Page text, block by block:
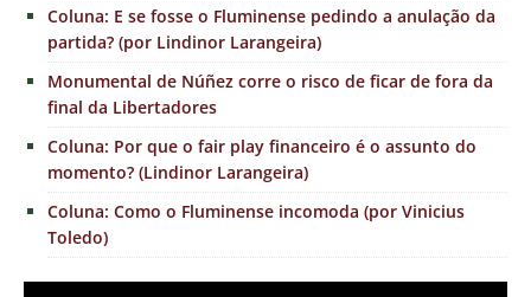
Coluna: E se fosse o Fluminense pedindo a anulação da
partida? (por Lindinor Larangeira)
Monumental de Núñez corre o risco de ficar de fora da
final da Libertadores
Coluna: Por que o fair play financeiro é o assunto do
momento? (Lindinor Larangeira)
Coluna: Como o Fluminense incomoda (por Vinicius
Toledo)